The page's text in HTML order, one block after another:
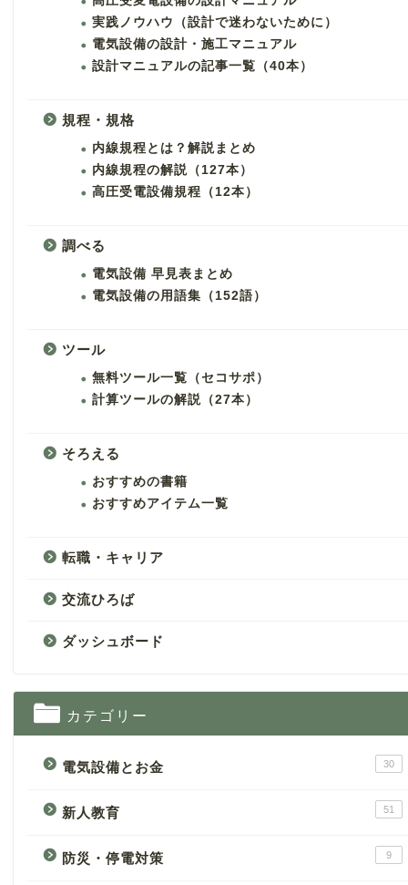
実践ノウハウ（設計で迷わないために）
電気設備の設計・施工マニュアル
設計マニュアルの記事一覧（40本）
規程・規格
内線規程とは？解説まとめ
内線規程の解説（127本）
高圧受電設備規程（12本）
調べる
電気設備 早見表まとめ
電気設備の用語集（152語）
ツール
無料ツール一覧（セコサポ）
計算ツールの解説（27本）
そろえる
おすすめの書籍
おすすめアイテム一覧
転職・キャリア
交流ひろば
ダッシュボード
カテゴリー
電気設備とお金 30
新人教育 51
防災・停電対策 9